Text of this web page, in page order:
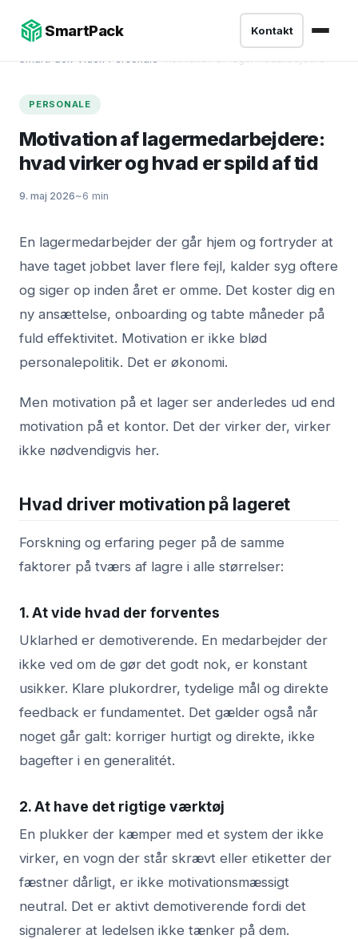
SmartPack Kontakt
SmartPack Viden Personale Motivation af lagermedarbejdere
PERSONALE
Motivation af lagermedarbejdere:
hvad virker og hvad er spild af tid
9. maj 2026~6 min
En lagermedarbejder der går hjem og fortryder at
have taget jobbet laver flere fejl, kalder syg oftere
og siger op inden året er omme. Det koster dig en
ny ansættelse, onboarding og tabte måneder på
fuld effektivitet. Motivation er ikke blød
personalepolitik. Det er økonomi.
Men motivation på et lager ser anderledes ud end
motivation på et kontor. Det der virker der, virker
ikke nødvendigvis her.
Hvad driver motivation på lageret
Forskning og erfaring peger på de samme
faktorer på tværs af lagre i alle størrelser:
1. At vide hvad der forventes
Uklarhed er demotiverende. En medarbejder der
ikke ved om de gør det godt nok, er konstant
usikker. Klare plukordrer, tydelige mål og direkte
feedback er fundamentet. Det gælder også når
noget går galt: korriger hurtigt og direkte, ikke
bagefter i en generalitét.
2. At have det rigtige værktøj
En plukker der kæmper med et system der ikke
virker, en vogn der står skrævt eller etiketter der
fæstner dårligt, er ikke motivationsmæssigt
neutral. Det er aktivt demotiverende fordi det
signalerer at ledelsen ikke tænker på dem.